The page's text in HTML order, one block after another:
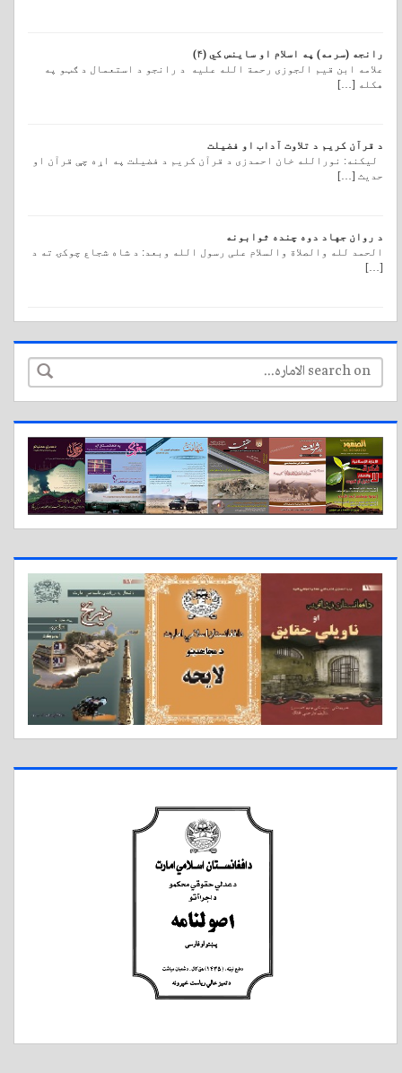
رانجه (سرمه) په اسلام او ساینس کي (۴)
علامه ابن قیم الجوزی رحمة الله علیه د رانجو د استعمال د ګټو په
هکله […]
د قرآن کریم د تلاوت آداب او فضیلت
لیکنه: نورالله خان احمدزی د قرآن کريم د فضيلت په اړه چې قرآن او
حديث […]
د روان جهاد دوه چنده ثوابونه
الحمد لله والصلاة والسلام علی رسول الله وبعد: د شاه شجاع چوکۍ ته د
[…]